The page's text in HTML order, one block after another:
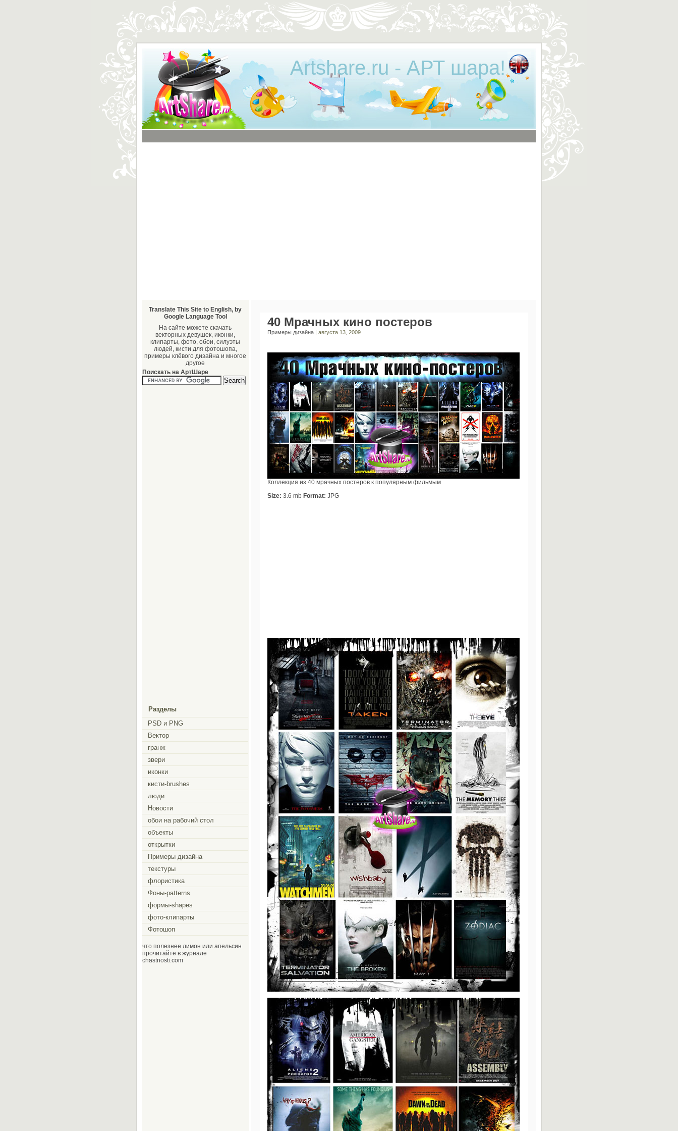
Artshare.ru - АРТ шара!
40 Мрачных кино постеров
Примеры дизайна | августа 13, 2009
Коллекция из 40 мрачных постеров к популярным фильмым
Size: 3.6 mb Format: JPG
Translate This Site to English, by
Google Language Tool
На сайте можете скачать
векторных девушек, иконки,
клипарты, фото, обои, силуэты
людей, кисти для фотошопа,
примеры клёвого дизайна и многое
другое
Поискать на АртШаре
Разделы
PSD и PNG
Вектор
гранж
звери
иконки
кисти-brushes
люди
Новости
обои на рабочий стол
объекты
открытки
Примеры дизайна
текстуры
флористика
Фоны-patterns
формы-shapes
фото-клипарты
Фотошоп
что полезнее лимон или апельсин
прочитайте в журнале
chastnosti.com